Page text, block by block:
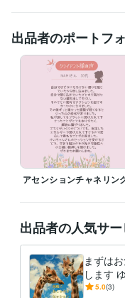
職歴
株式会社リバース東京
アセンションチャネラー
年2月 ~ 現在
平田印刷株式会社 1991
受賞歴
風の時代の次元上昇チャ
ビジネス・クリエイテ
Excel:30年Numbers:20年
Canva:1年
得意分野
べり相談
アセンショチャネラー お
ヒーリング
チャネリング
出品者のポートフ
アセンションチャネリン
出品者の人気サ
まずは
します
うちに
5.0(3)